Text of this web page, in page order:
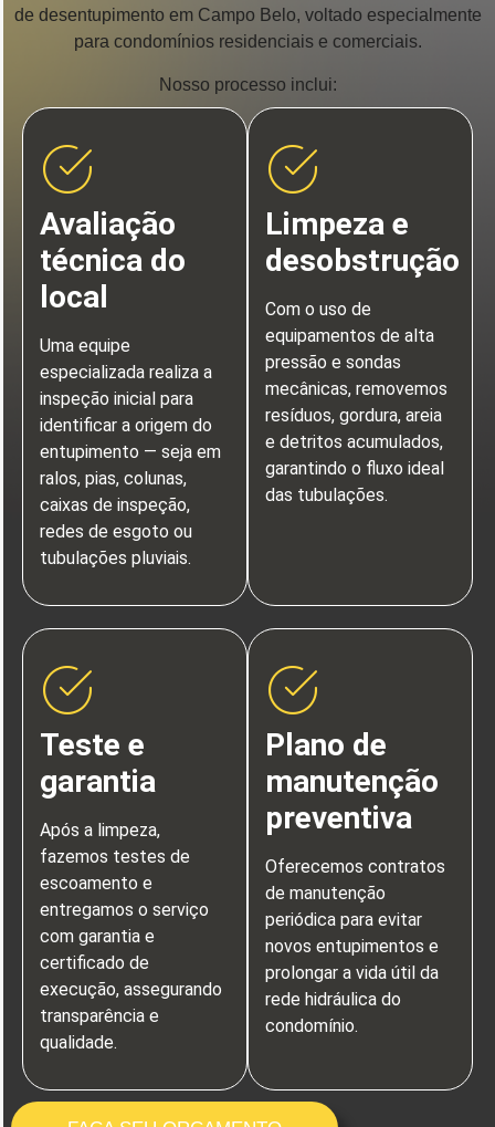
de desentupimento em Campo Belo, voltado especialmente
para condomínios residenciais e comerciais.
Nosso processo inclui:
Avaliação
técnica do
local
Uma equipe
especializada realiza a
inspeção inicial para
identificar a origem do
entupimento — seja em
ralos, pias, colunas,
caixas de inspeção,
redes de esgoto ou
tubulações pluviais.
Limpeza e
desobstrução
Com o uso de
equipamentos de alta
pressão e sondas
mecânicas, removemos
resíduos, gordura, areia
e detritos acumulados,
garantindo o fluxo ideal
das tubulações.
Teste e
garantia
Após a limpeza,
fazemos testes de
escoamento e
entregamos o serviço
com garantia e
certificado de
execução, assegurando
transparência e
qualidade.
Plano de
manutenção
preventiva
Oferecemos contratos
de manutenção
periódica para evitar
novos entupimentos e
prolongar a vida útil da
rede hidráulica do
condomínio.